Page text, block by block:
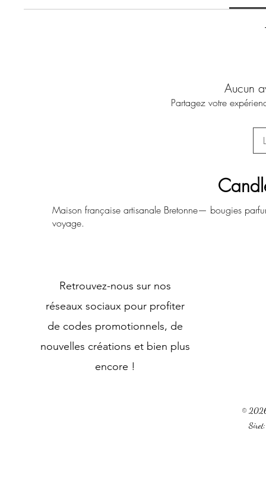
Aucun
Partagez votre
Maison française artisanale Bretonne— bougies
voyage.
Retrouvez-nous sur nos
réseaux sociaux pour profiter
de codes promotionnels, de
nouvelles créations et bien plus
encore !
©